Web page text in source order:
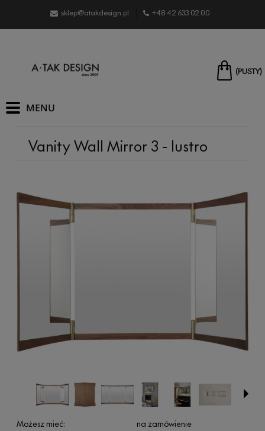
sklep@atakdesign.pl +48 42 633 02 00
(PUSTY)
Vanity Wall Mirror 3 - lustro
Możesz mieć:
na zamówienie